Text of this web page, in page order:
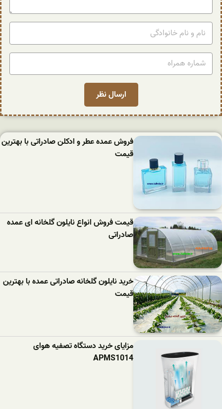
فروش عمده عطر و ادکلن صادراتی با بهترین
قیمت
قیمت فروش انواع نایلون گلخانه ای عمده
صادراتی
خرید نایلون گلخانه صادراتی عمده با بهترین
قیمت
مزایای خرید دستگاه تصفیه هوای
APMS1014